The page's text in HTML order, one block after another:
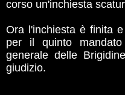
corso un'inchiesta
Ora l'inchiesta è finita
per il quinto mandato
generale delle
giudizio.